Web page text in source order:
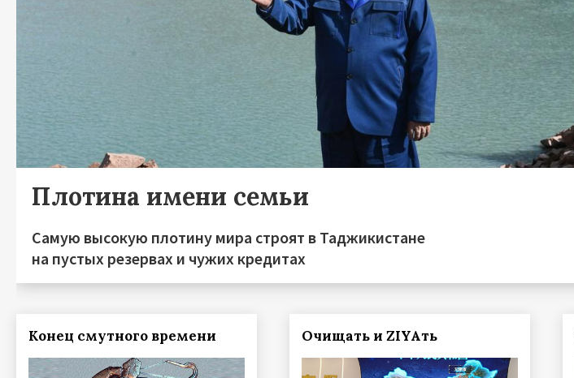
Плотина имени семьи
Самую высокую плотину мира строят в Таджикистане
на пустых резервах и чужих кредитах
Конец смутного времени Очищать и ZIYAть